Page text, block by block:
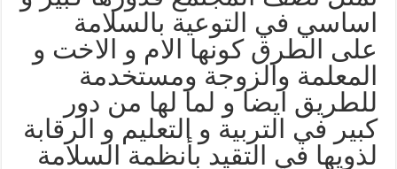
في التوعية بالسلامة
الطرق كونها الام و الاخت و
والزوجة ومستخدمة
ايضا و لما لها من دور
في التربية و التعليم و الرقابة
في التقيد بأنظمة السلامة